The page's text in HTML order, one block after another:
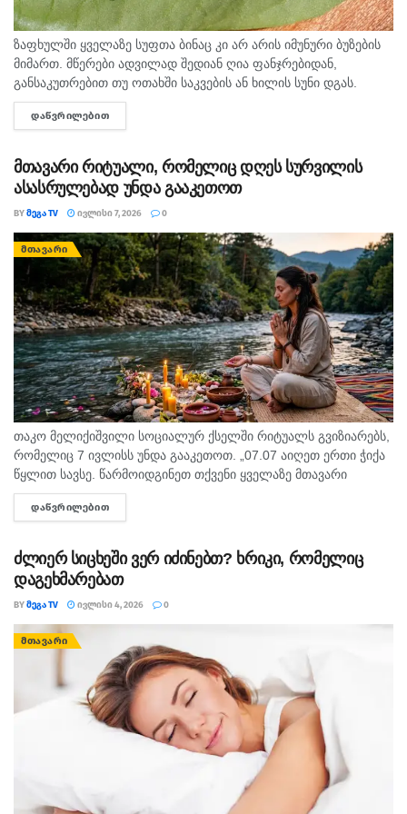
ზაფხულში ყველაზე სუფთა ბინაც კი არ არის იმუნური ბუზების
მიმართ. მწერები ადვილად შედიან ღია ფანჯრებიდან,
განსაკუთრებით თუ ოთახში საკვების ან ხილის სუნი დგას.
რეგულარული დალაგება, ნაგვის გატანა და ჭურჭლის
რეცხვაც...
ᲓᲐᲬᲕᲠᲘᲚᲔᲑᲘᲗ
მთავარი რიტუალი, რომელიც დღეს სურვილის
ასასრულებად უნდა გააკეთოთ
BYᲛᲔᲒᲐ TV ᲘᲕᲚᲘᲡᲘ 7, 2026 0
ᲛᲗᲐᲕᲐᲠᲘ
თაკო მელიქიშვილი სოციალურ ქსელში რიტუალს გვიზიარებს,
რომელიც 7 ივლისს უნდა გააკეთოთ. „07.07 აიღეთ ერთი ჭიქა
წყლით სავსე. წარმოიდგინეთ თქვენი ყველაზე მთავარი
სურვილი ის, რომლის გახსენებაზეც გულში სითბოს გრძნობთ.
შემდეგ მშვიდად...
ᲓᲐᲬᲕᲠᲘᲚᲔᲑᲘᲗ
ძლიერ სიცხეში ვერ იძინებთ? ხრიკი, რომელიც
დაგეხმარებათ
BYᲛᲔᲒᲐ TV ᲘᲕᲚᲘᲡᲘ 4, 2026 0
ᲛᲗᲐᲕᲐᲠᲘ